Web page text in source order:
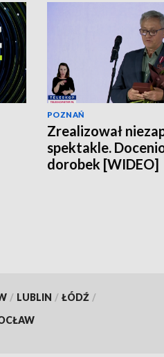
POZNAŃ
Zrealizował
spektakle.
dorobek [WIDEO]
/ LUBLIN / ŁÓDŹ /